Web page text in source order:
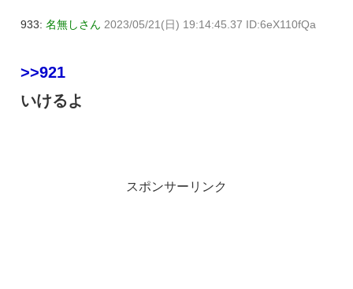
933: 名無しさん 2023/05/21(日) 19:14:45.37 ID:6eX110fQa
>>921
いけるよ
スポンサーリンク